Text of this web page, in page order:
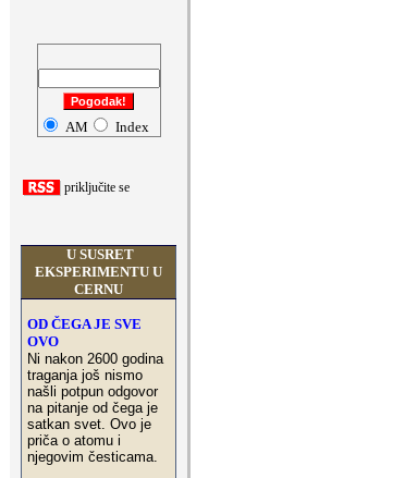
AM Index
priključite se
U SUSRET
EKSPERIMENTU U
CERNU
OD ČEGA JE SVE
OVO
Ni nakon 2600 godina
traganja još nismo
našli potpun odgovor
na pitanje od čega je
satkan svet. Ovo je
priča o atomu i
njegovim česticama.